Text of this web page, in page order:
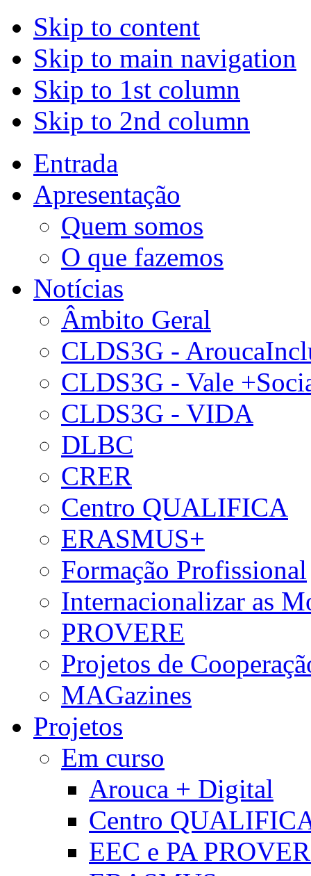
Skip to content
Skip to main navigation
Skip to 1st column
Skip to 2nd column
Entrada
Apresentação
Quem somos
O que fazemos
Notícias
Âmbito Geral
CLDS3G -
CLDS3G - Vale
CLDS3G - VIDA
DLBC
CRER
Centro QUALIFICA
ERASMUS+
Formação Profissional
Internacionalizar as
PROVERE
Projetos de
MAGazines
Projetos
Em curso
Arouca + Digital
Centro
EEC e PA